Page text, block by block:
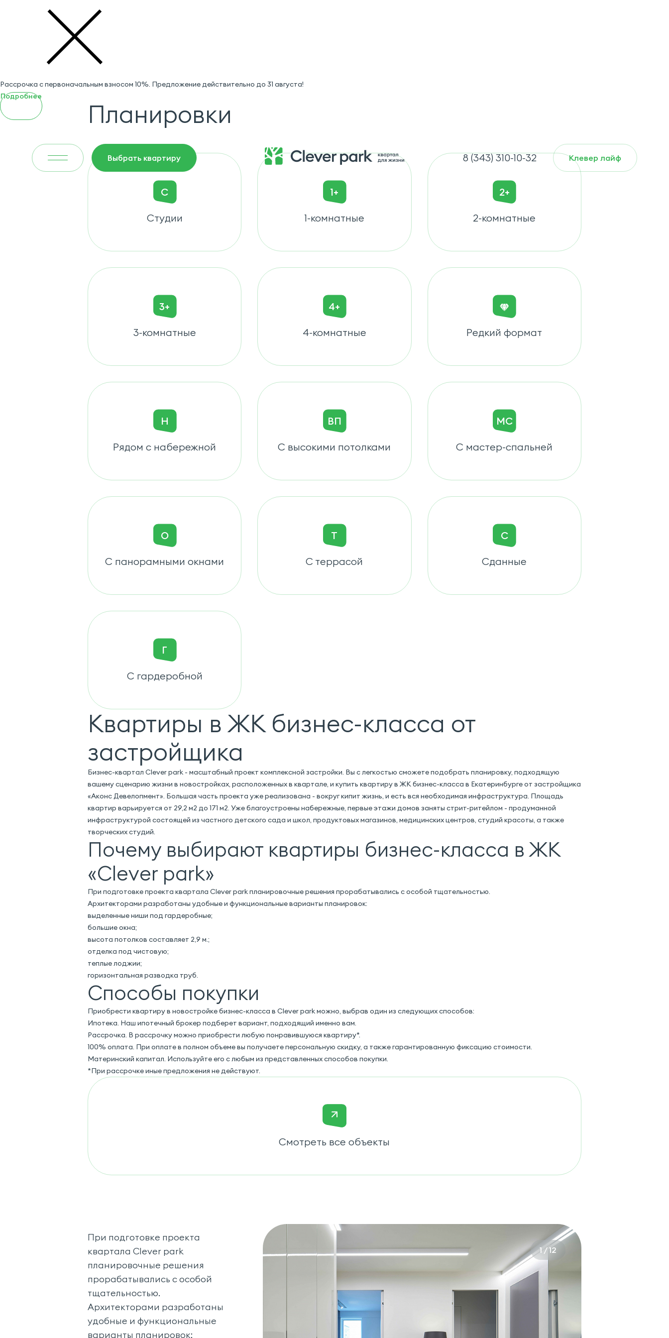
Рассрочка с первоначальным взносом 10%. Предложение действительно до 31 августа!
Подробнее
Выбрать квартиру 8 (343) 310-10-32 Клевер лайф
Планировки
С
Студии
1+
1-комнатные
2+
2-комнатные
3+
3-комнатные
4+
4-комнатные Редкий формат
Н
Рядом с набережной
ВП
С высокими потолками
МС
С мастер-спальней
О
С панорамными окнами
Т
С террасой
С
Сданные
Г
С гардеробной
Квартиры в ЖК бизнес-класса от
застройщика
Бизнес-квартал Clever park - масштабный проект комплексной застройки. Вы с легкостью сможете подобрать планировку, подходящую
вашему сценарию жизни в новостройках, расположенных в квартале, и купить квартиру в ЖК бизнес-класса в Екатеринбурге от застройщика
«Аконс Девелопмент». Большая часть проекта уже реализована - вокруг кипит жизнь, и есть вся необходимая инфраструктура. Площадь
квартир варьируется от 29,2 м2 до 171 м2. Уже благоустроены набережные, первые этажи домов заняты стрит-ритейлом - продуманной
инфраструктурой состоящей из частного детского сада и школ, продуктовых магазинов, медицинских центров, студий красоты, а также
творческих студий.
Почему выбирают квартиры бизнес-класса в ЖК
«Clever park»
При подготовке проекта квартала Clever park планировочные решения прорабатывались с особой тщательностью.
Архитекторами разработаны удобные и функциональные варианты планировок:
выделенные ниши под гардеробные;
большие окна;
высота потолков составляет 2,9 м.;
отделка под чистовую;
теплые лоджии;
горизонтальная разводка труб.
Способы покупки
Приобрести квартиру в новостройке бизнес-класса в Clever park можно, выбрав один из следующих способов:
Ипотека. Наш ипотечный брокер подберет вариант, подходящий именно вам.
Рассрочка. В рассрочку можно приобрести любую понравившуюся квартиру*.
100% оплата. При оплате в полном объеме вы получаете персональную скидку, а также гарантированную фиксацию стоимости.
Материнский капитал. Используйте его с любым из представленных способов покупки.
*При рассрочке иные предложения не действуют.
Смотреть все объекты
При подготовке проекта
квартала Clever park
планировочные решения
прорабатывались с особой
тщательностью.
Архитекторами разработаны
удобные и функциональные
варианты планировок:
1 /12